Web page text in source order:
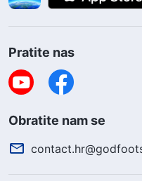
Pratite nas
Obratite nam se